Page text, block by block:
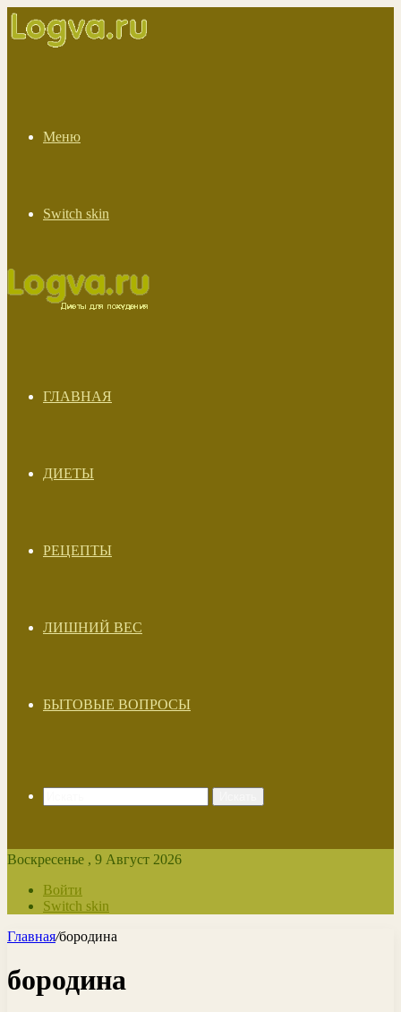
Меню
Switch skin
ГЛАВНАЯ
ДИЕТЫ
РЕЦЕПТЫ
ЛИШНИЙ ВЕС
БЫТОВЫЕ ВОПРОСЫ
Воскресенье , 9 Август 2026
Войти
Switch skin
Главная/бородина
бородина